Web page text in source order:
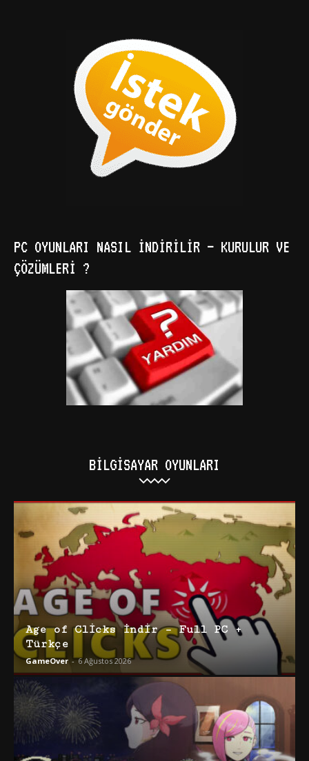
PC OYUNLARI NASIL İNDIRILIR – KURULUR VE
ÇÖZÜMLERI ?
BILGISAYAR OYUNLARI
Age of Clicks İndir – Full PC +
Türkçe
GameOver - 6 Ağustos 2026